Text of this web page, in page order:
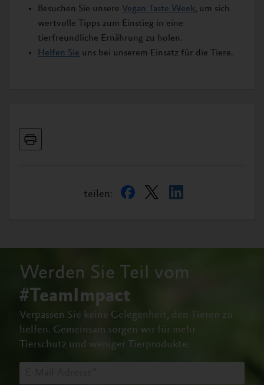
Besuchen Sie unsere Vegan Taste Week, um sich
wertvolle Tipps zum Einstieg in eine
tierfreundliche Ernährung zu holen.
Helfen Sie uns bei unserem Einsatz für die Tiere.
teilen:
Werden Sie Teil vom
#TeamImpact
Verpassen Sie keine Gelegenheit, den Tieren zu
helfen. Gemeinsam sorgen wir für mehr
Tierschutz und weniger Tierprodukte.